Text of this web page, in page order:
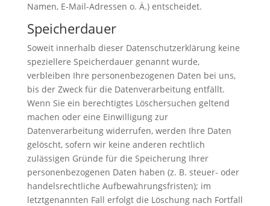
Namen, E-Mail-Adressen o. Ä.) entscheidet.
Speicherdauer
Soweit innerhalb dieser Datenschutzerklärung keine
speziellere Speicherdauer genannt wurde,
verbleiben Ihre personenbezogenen Daten bei uns,
bis der Zweck für die Datenverarbeitung entfällt.
Wenn Sie ein berechtigtes Löschersuchen geltend
machen oder eine Einwilligung zur
Datenverarbeitung widerrufen, werden Ihre Daten
gelöscht, sofern wir keine anderen rechtlich
zulässigen Gründe für die Speicherung Ihrer
personenbezogenen Daten haben (z. B. steuer- oder
handelsrechtliche Aufbewahrungsfristen); im
letztgenannten Fall erfolgt die Löschung nach Fortfall